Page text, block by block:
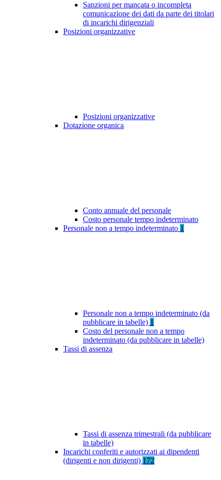
Sanzioni per mancata o incompleta
comunicazione dei dati da parte dei titolari
di incarichi dirigenziali
Posizioni organizzative
Posizioni organizzative
Dotazione organica
Conto annuale del personale
Costo personale tempo indeterminato
Personale non a tempo indeterminato 1
Personale non a tempo indeterminato (da
pubblicare in tabelle) 1
Costo del personale non a tempo
indeterminato (da pubblicare in tabelle)
Tassi di assenza
Tassi di assenza trimestrali (da pubblicare
in tabelle)
Incarichi conferiti e autorizzati ai dipendenti
(dirigenti e non dirigenti) 172